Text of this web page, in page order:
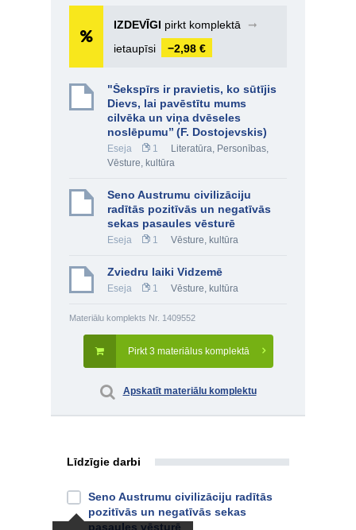
IZDEVĪGI pirkt komplektā
➞
ietaupīsi
−2,98 €
"Šekspīrs ir pravietis, ko sūtījis
Dievs, lai pavēstītu mums
cilvēka un viņa dvēseles
noslēpumu’’ (F. Dostojevskis)
Eseja 1 Literatūra, Personības,
Vēsture, kultūra
Seno Austrumu civilizāciju
radītās pozitīvās un negatīvās
sekas pasaules vēsturē
Eseja 1 Vēsture, kultūra
Zviedru laiki Vidzemē
Eseja 1 Vēsture, kultūra
Materiālu komplekts Nr. 1409552
Pirkt 3 materiālus komplektā
Apskatīt materiālu komplektu
Līdzīgie darbi
Seno Austrumu civilizāciju radītās
pozitīvās un negatīvās sekas
pasaules vēsturē